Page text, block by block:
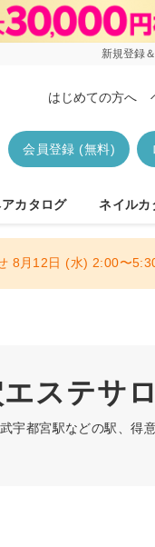
新規登録
はじめての方へ
会員登録 (無料)
カタログ ネイルカ
8月12日 (水) 2:00〜
ステサ
宇都宮駅などの駅、得